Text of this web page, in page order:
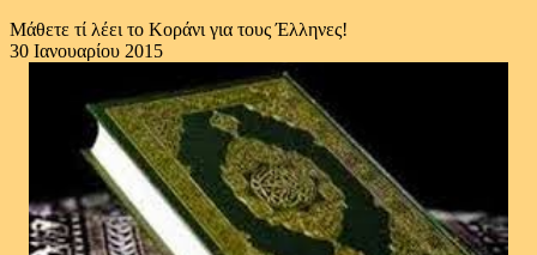
Μάθετε τί λέει το Κοράνι για τους Έλληνες!
30 Ιανουαρίου 2015